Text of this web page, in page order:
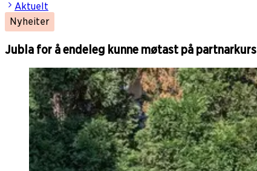
Aktuelt
Nyheiter
Jubla for å endeleg kunne møtast på partnarkurs